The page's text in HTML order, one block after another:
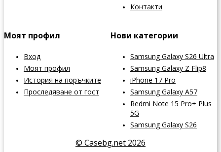
Контакти
Моят профил
Вход
Моят профил
История на поръчките
Проследяване от гост
Нови категории
Samsung Galaxy S26 Ultra
Samsung Galaxy Z Flip8
iPhone 17 Pro
Samsung Galaxy A57
Redmi Note 15 Pro+ Plus
5G
Samsung Galaxy S26
© Casebg.net 2026